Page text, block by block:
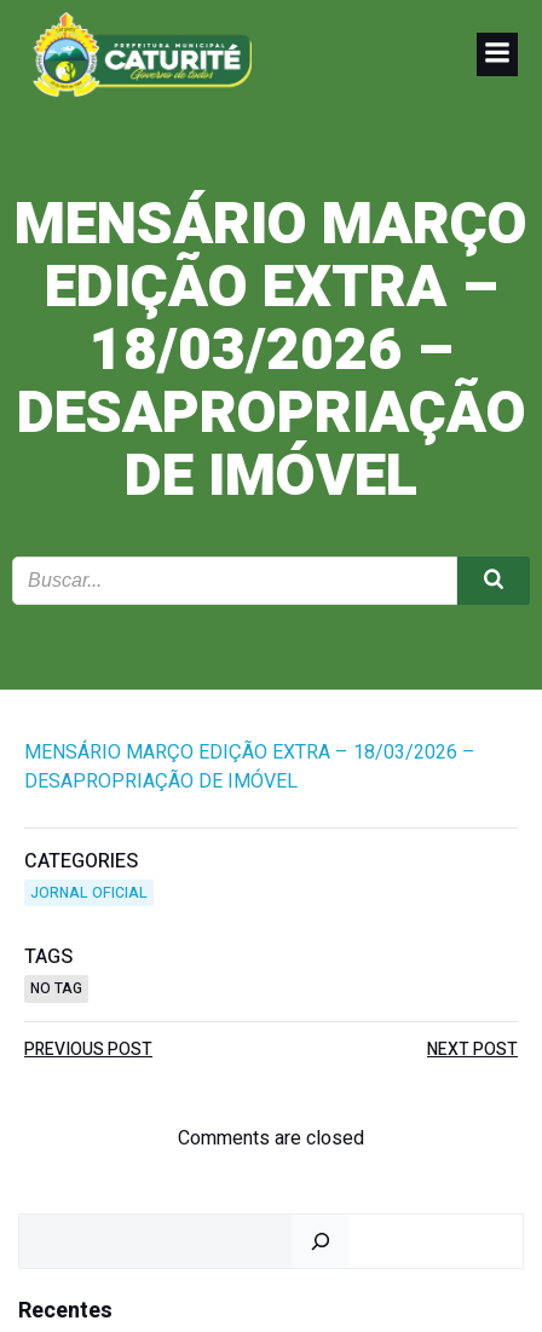
MENSÁRIO MARÇO
EDIÇÃO EXTRA –
18/03/2026 –
DESAPROPRIAÇÃO
DE IMÓVEL
MENSÁRIO MARÇO EDIÇÃO EXTRA – 18/03/2026 –
DESAPROPRIAÇÃO DE IMÓVEL
CATEGORIES
JORNAL OFICIAL
TAGS
NO TAG
Post
navigation
PREVIOUS POST
navigation
NEXT POST
Comments are closed
Recentes